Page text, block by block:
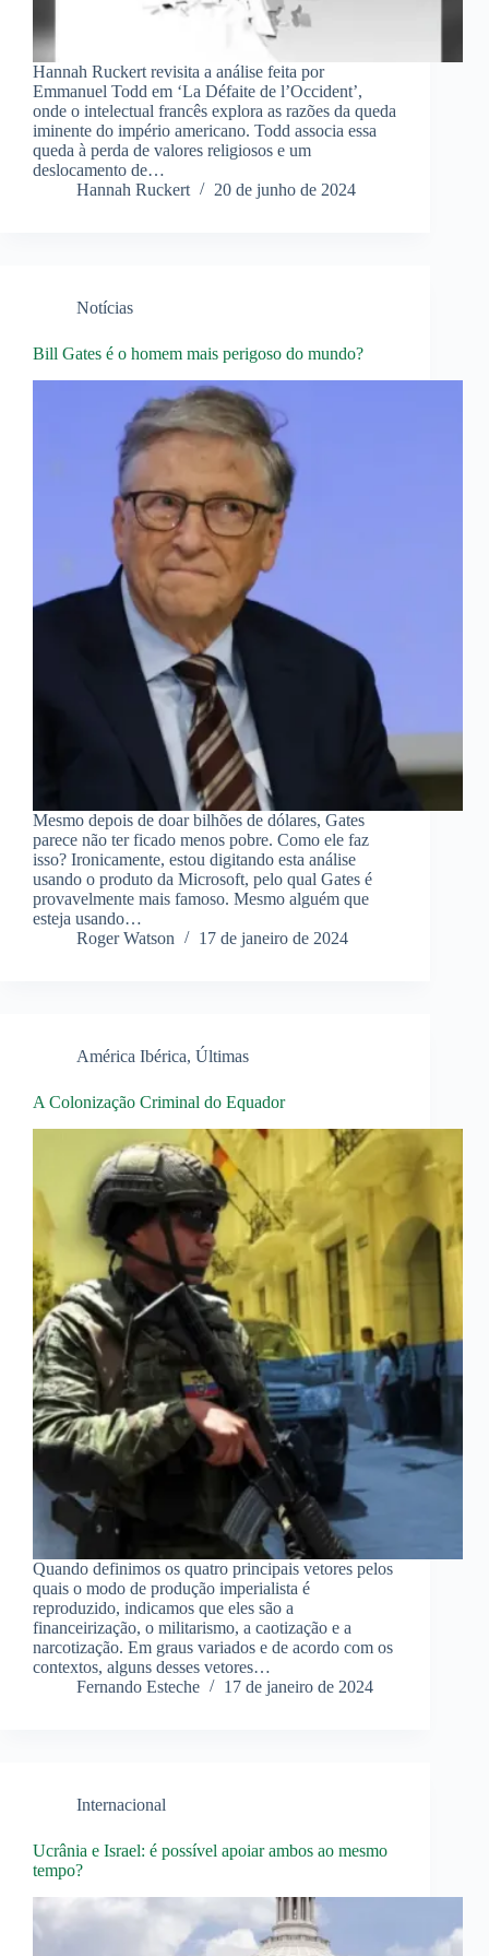
Hannah Ruckert revisita a análise feita por
Emmanuel Todd em ‘La Défaite de l’Occident’,
onde o intelectual francês explora as razões da queda
iminente do império americano. Todd associa essa
queda à perda de valores religiosos e um
deslocamento de…
Hannah Ruckert
20 de junho de 2024
Notícias
Bill Gates é o homem mais perigoso do mundo?
Mesmo depois de doar bilhões de dólares, Gates
parece não ter ficado menos pobre. Como ele faz
isso? Ironicamente, estou digitando esta análise
usando o produto da Microsoft, pelo qual Gates é
provavelmente mais famoso. Mesmo alguém que
esteja usando…
Roger Watson
17 de janeiro de 2024
América Ibérica, Últimas
A Colonização Criminal do Equador
Quando definimos os quatro principais vetores pelos
quais o modo de produção imperialista é
reproduzido, indicamos que eles são a
financeirização, o militarismo, a caotização e a
narcotização. Em graus variados e de acordo com os
contextos, alguns desses vetores…
Fernando Esteche
17 de janeiro de 2024
Internacional
Ucrânia e Israel: é possível apoiar ambos ao mesmo
tempo?